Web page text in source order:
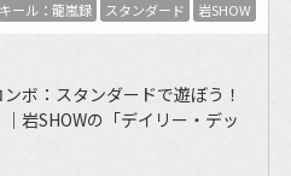
ール：龍嵐録 スタンダード 岩SHOW
ボ：スタンダードで遊ぼう！
｜岩SHOWの「デイリー・デッ